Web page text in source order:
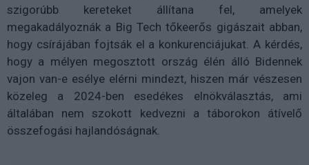
szigorúbb kereteket állítana fel, amelyek
megakadályoznák a Big Tech tőkeerős gigászait abban,
hogy csírájában fojtsák el a konkurenciájukat. A kérdés,
hogy a mélyen megosztott ország élén álló Bidennek
vajon van-e esélye elérni mindezt, hiszen már vészesen
közeleg a 2024-ben esedékes elnökválasztás, ami
általában nem szokott kedvezni a táborokon átívelő
összefogási hajlandóságnak.